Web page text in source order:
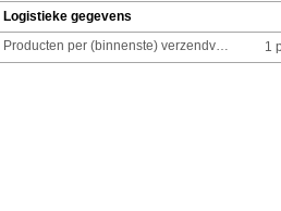
Logistieke gegevens
1